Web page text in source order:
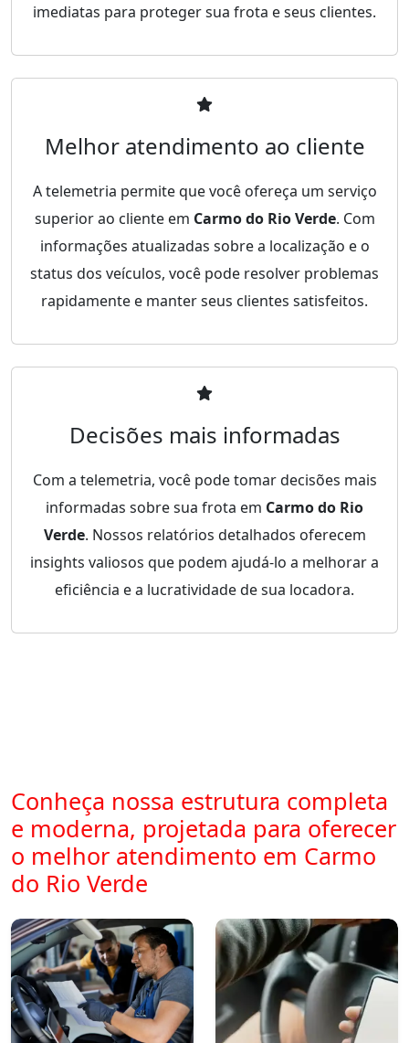
imediatas para proteger sua frota e seus clientes.
Melhor atendimento ao cliente
A telemetria permite que você ofereça um serviço
superior ao cliente em Carmo do Rio Verde. Com
informações atualizadas sobre a localização e o
status dos veículos, você pode resolver problemas
rapidamente e manter seus clientes satisfeitos.
Decisões mais informadas
Com a telemetria, você pode tomar decisões mais
informadas sobre sua frota em Carmo do Rio
Verde. Nossos relatórios detalhados oferecem
insights valiosos que podem ajudá-lo a melhorar a
eficiência e a lucratividade de sua locadora.
Conheça nossa estrutura completa
e moderna, projetada para oferecer
o melhor atendimento em Carmo
do Rio Verde